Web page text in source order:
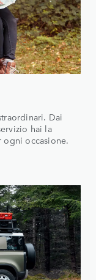
Dai
hai la
occasione.